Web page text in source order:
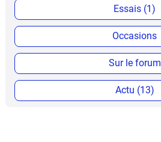
Essais (1)
Occasions
Sur le forum
Actu (13)